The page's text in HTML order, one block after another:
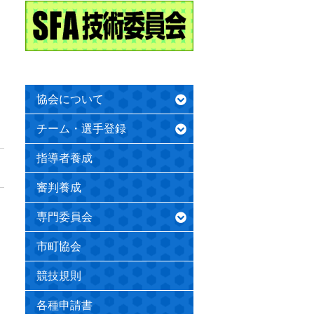
協会について
チーム・選手登録
指導者養成
審判養成
専門委員会
市町協会
競技規則
各種申請書